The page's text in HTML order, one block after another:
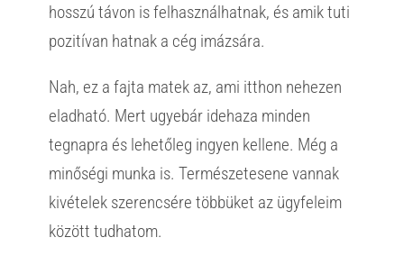
hosszú távon is felhasználhatnak, és amik tuti
pozitívan hatnak a cég imázsára.
Nah, ez a fajta matek az, ami itthon nehezen
eladható. Mert ugyebár idehaza minden
tegnapra és lehetőleg ingyen kellene. Még a
minőségi munka is. Természetesene vannak
kivételek szerencsére többüket az ügyfeleim
között tudhatom.